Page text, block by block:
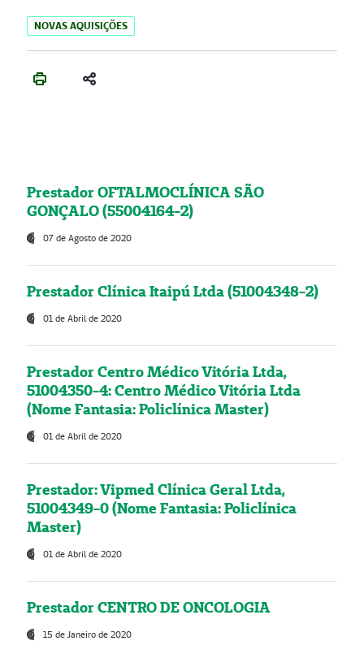
NOVAS AQUISIÇÕES
Prestador OFTALMOCLÍNICA SÃO
GONÇALO (55004164-2)
07 de Agosto de 2020
Prestador Clínica Itaipú Ltda (51004348-2)
01 de Abril de 2020
Prestador Centro Médico Vitória Ltda,
51004350-4: Centro Médico Vitória Ltda
(Nome Fantasia: Policlínica Master)
01 de Abril de 2020
Prestador: Vipmed Clínica Geral Ltda,
51004349-0 (Nome Fantasia: Policlínica
Master)
01 de Abril de 2020
Prestador CENTRO DE ONCOLOGIA
15 de Janeiro de 2020